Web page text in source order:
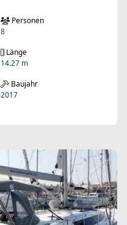
Personen
8
Länge
14.27 m
Baujahr
2017